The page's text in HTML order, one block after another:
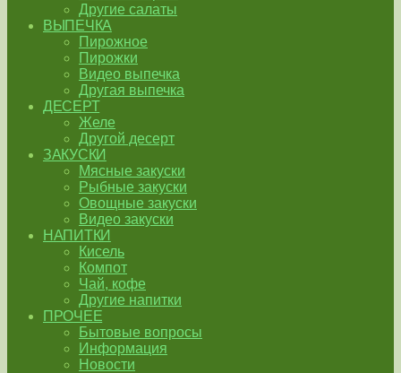
Другие салаты
ВЫПЕЧКА
Пирожное
Пирожки
Видео выпечка
Другая выпечка
ДЕСЕРТ
Желе
Другой десерт
ЗАКУСКИ
Мясные закуски
Рыбные закуски
Овощные закуски
Видео закуски
НАПИТКИ
Кисель
Компот
Чай, кофе
Другие напитки
ПРОЧЕЕ
Бытовые вопросы
Информация
Новости